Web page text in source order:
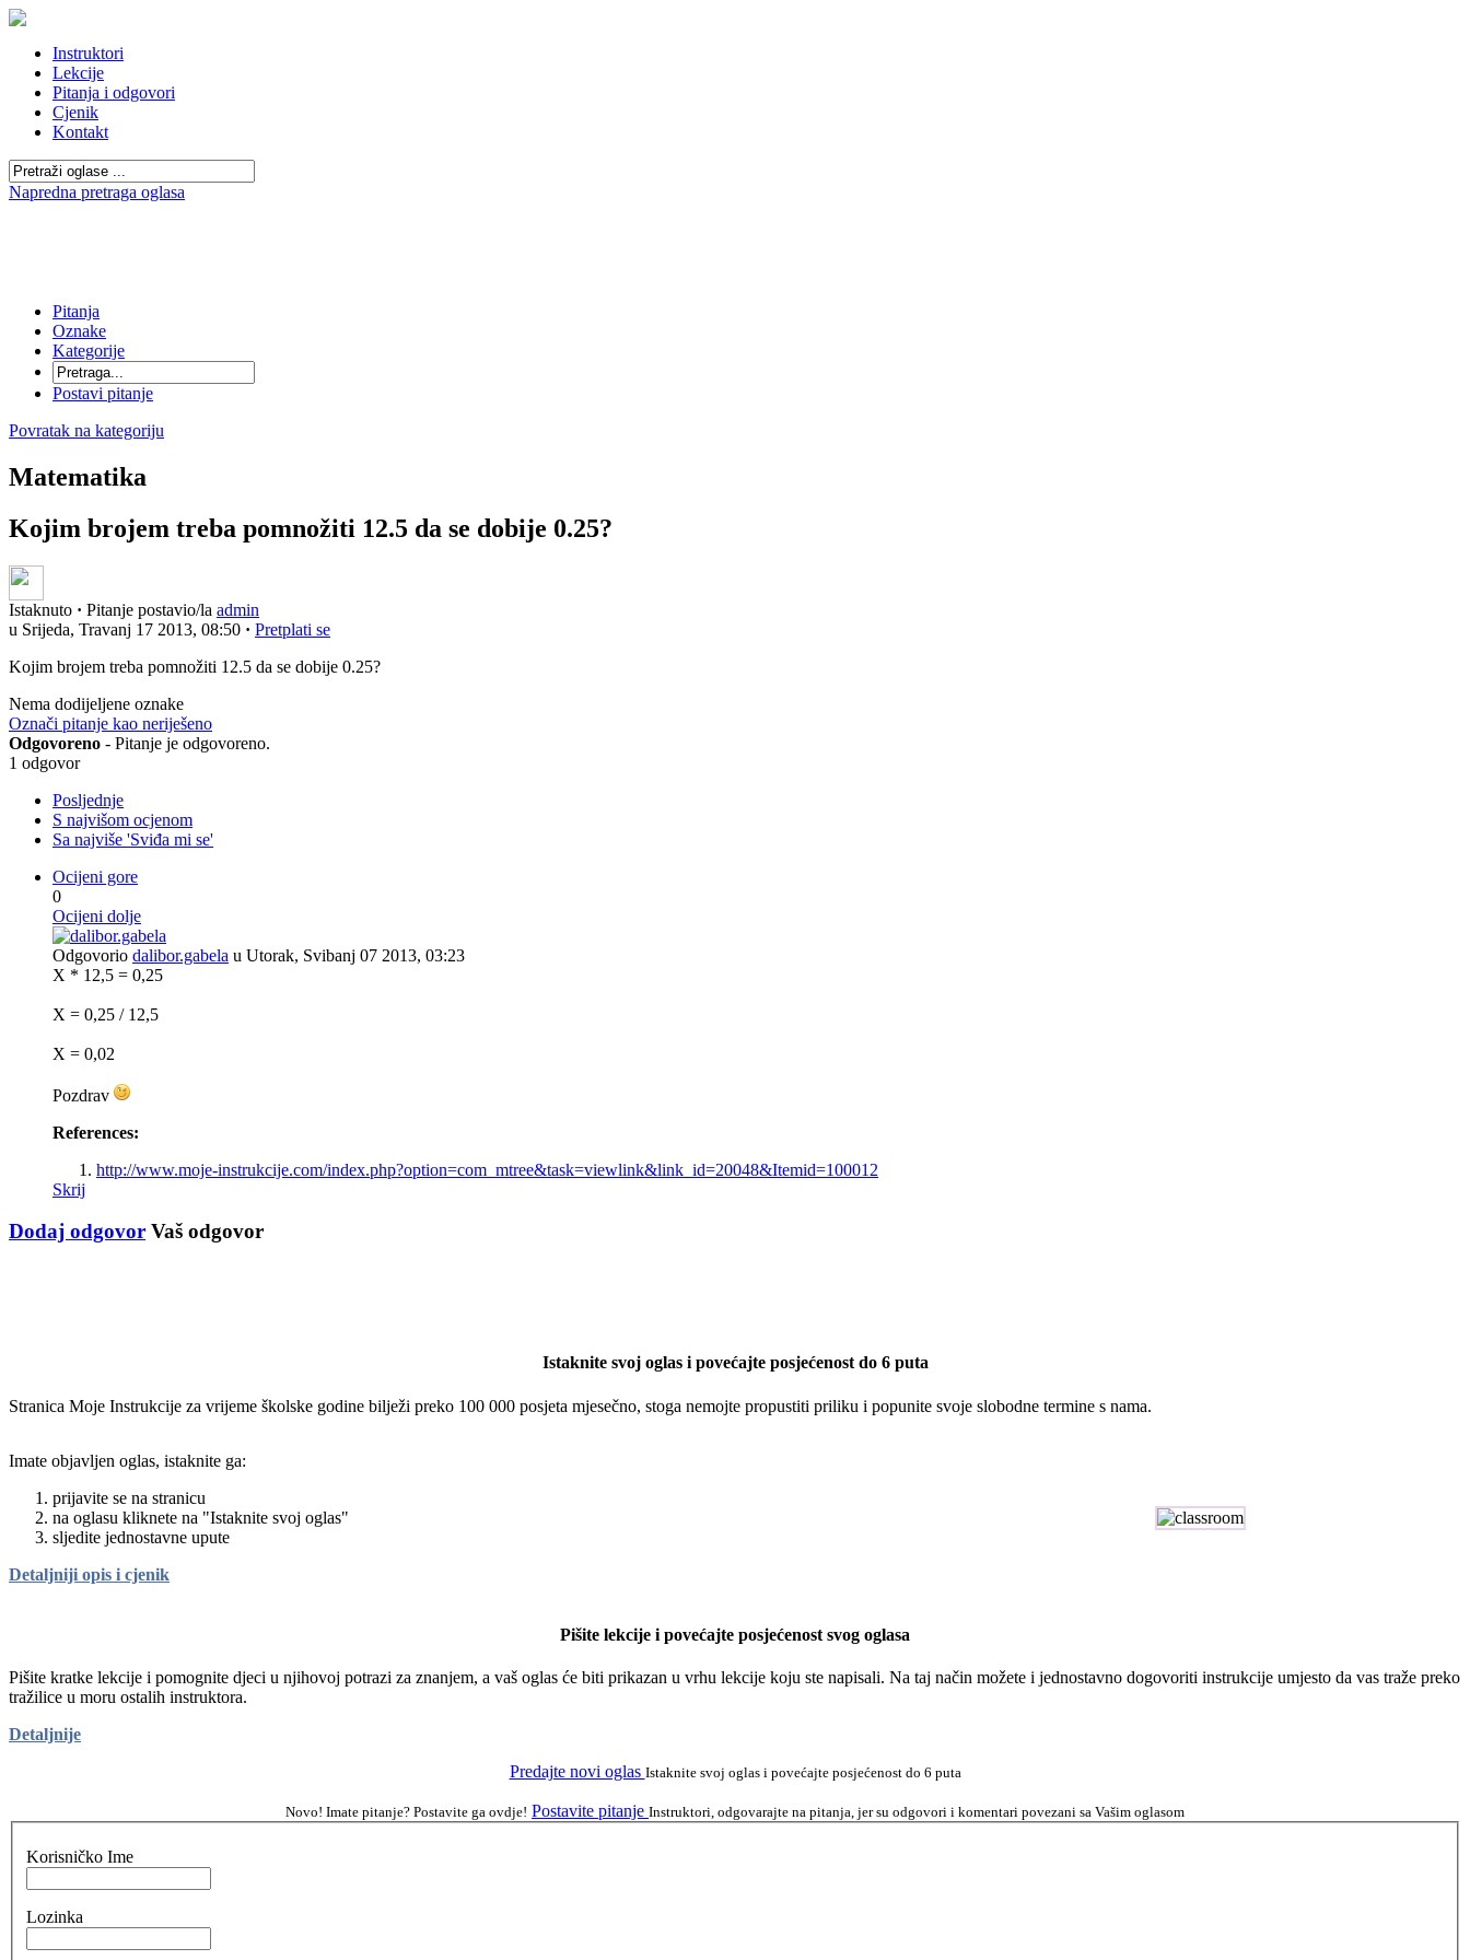
Instruktori
Lekcije
Pitanja i odgovori
Cjenik
Kontakt
Napredna pretraga oglasa
Pitanja
Oznake
Kategorije
Postavi pitanje
Povratak na kategoriju
Matematika
Kojim brojem treba pomnožiti 12.5 da se dobije 0.25?
Istaknuto · Pitanje postavio/la admin
u Srijeda, Travanj 17 2013, 08:50 · Pretplati se
Kojim brojem treba pomnožiti 12.5 da se dobije 0.25?
Nema dodijeljene oznake
Označi pitanje kao neriješeno
Odgovoreno - Pitanje je odgovoreno.
1 odgovor
Posljednje
S najvišom ocjenom
Sa najviše 'Sviđa mi se'
Ocijeni gore
0
Ocijeni dolje
Odgovorio dalibor.gabela u Utorak, Svibanj 07 2013, 03:23
X * 12,5 = 0,25
X = 0,25 / 12,5
X = 0,02
Pozdrav
References:
http://www.moje-instrukcije.com/index.php?option=com_mtree&task=viewlink&link_id=20048&Itemid=100012
Skrij
Dodaj odgovor Vaš odgovor
Istaknite svoj oglas i povećajte posjećenost do 6 puta
Stranica Moje Instrukcije za vrijeme školske godine bilježi preko 100 000 posjeta mjesečno, stoga nemojte propustiti priliku i popunite svoje slobodne termine s nama.
Imate objavljen oglas, istaknite ga:
prijavite se na stranicu
na oglasu kliknete na "Istaknite svoj oglas"
sljedite jednostavne upute
Detaljniji opis i cjenik
Pišite lekcije i povećajte posjećenost svog oglasa
Pišite kratke lekcije i pomognite djeci u njihovoj potrazi za znanjem, a vaš oglas će biti prikazan u vrhu lekcije koju ste napisali. Na taj način možete i jednostavno dogovoriti instrukcije umjesto da vas traže preko
tražilice u moru ostalih instruktora.
Detaljnije
Predajte novi oglas Istaknite svoj oglas i povećajte posjećenost do 6 puta
Novo! Imate pitanje? Postavite ga ovdje! Postavite pitanje Instruktori, odgovarajte na pitanja, jer su odgovori i komentari povezani sa Vašim oglasom
Korisničko Ime
Lozinka